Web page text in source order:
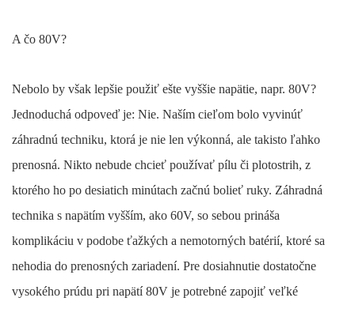
A čo 80V?
Nebolo by však lepšie použiť ešte vyššie napätie, napr. 80V?
Jednoduchá odpoveď je: Nie. Naším cieľom bolo vyvinúť
záhradnú techniku, ktorá je nie len výkonná, ale takisto ľahko
prenosná. Nikto nebude chcieť používať pílu či plotostrih, z
ktorého ho po desiatich minútach začnú bolieť ruky. Záhradná
technika s napätím vyšším, ako 60V, so sebou prináša
komplikáciu v podobe ťažkých a nemotorných batérií, ktoré sa
nehodia do prenosných zariadení. Pre dosiahnutie dostatočne
vysokého prúdu pri napätí 80V je potrebné zapojiť veľké